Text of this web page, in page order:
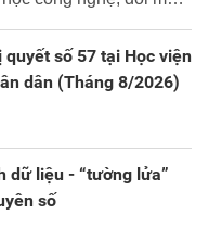
quyết số 57 tại Học viện
dân (Tháng 8/2026)
dữ liệu - “tường lửa”
số